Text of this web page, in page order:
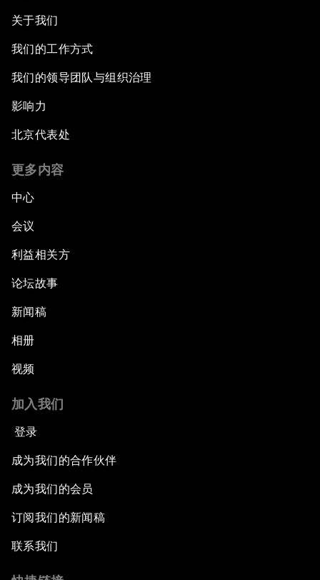
关于我们
我们的工作方式
我们的领导团队与组织治理
影响力
北京代表处
更多内容
中心
会议
利益相关方
论坛故事
新闻稿
相册
视频
加入我们
登录
成为我们的合作伙伴
成为我们的会员
订阅我们的新闻稿
联系我们